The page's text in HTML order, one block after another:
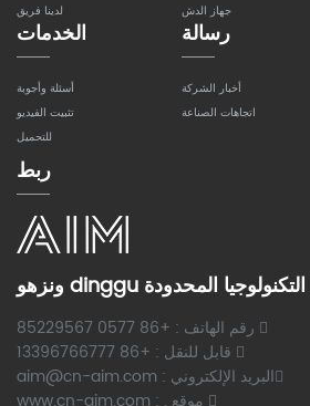
لدينا فريق
جهاز الدش
الخدمات
أسئلة وأجوبة
تثبيت الفيديو
للتحميل
رسالة
أخبار الشركة
اتجاهات الصناعة
ربط
ونزهو dinggu التكنولوجيا المحدودة
رقم الهاتف : +86 0577 85229567
قابل للنقل : +86 13396766777
البريد الإلكتروني : aim@cn-aim.com
موقع . : www.cn-aim.com